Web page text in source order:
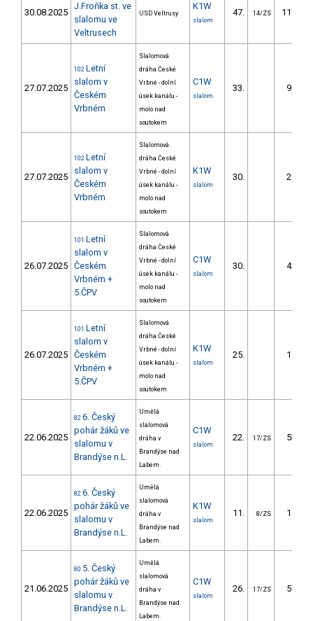
30.08.2025
J.Froňka st. ve
slalomu ve
Veltrusech
USD Veltrusy
K1W
slalom
47. 14/ZS 119.46
27.07.2025
102 Letní
slalom v
Českém
Vrbném
Slalomová
dráha České
Vrbné - dolní
úsek kanálu -
molo nad
soutokem
C1W
slalom
33. 99.98
27.07.2025
102 Letní
slalom v
Českém
Vrbném
Slalomová
dráha České
Vrbné - dolní
úsek kanálu -
molo nad
soutokem
K1W
slalom
30. 29.27
26.07.2025
101 Letní
slalom v
Českém
Vrbném +
5.ČPV
Slalomová
dráha České
Vrbné - dolní
úsek kanálu -
molo nad
soutokem
C1W
slalom
30. 42.37
26.07.2025
101 Letní
slalom v
Českém
Vrbném +
5.ČPV
Slalomová
dráha České
Vrbné - dolní
úsek kanálu -
molo nad
soutokem
K1W
slalom
25. 17.80
22.06.2025
82 6. Český
pohár žáků ve
slalomu v
Brandýse n.L.
Umělá
slalomová
dráha v
Brandýse nad
Labem.
C1W
slalom
22. 17/ZS 53.82
22.06.2025
82 6. Český
pohár žáků ve
slalomu v
Brandýse n.L.
Umělá
slalomová
dráha v
Brandýse nad
Labem.
K1W
slalom
11. 8/ZS 14.71
21.06.2025
80 5. Český
pohár žáků ve
slalomu v
Brandýse n.L.
Umělá
slalomová
dráha v
Brandýse nad
Labem.
C1W
slalom
26. 17/ZS 55.79